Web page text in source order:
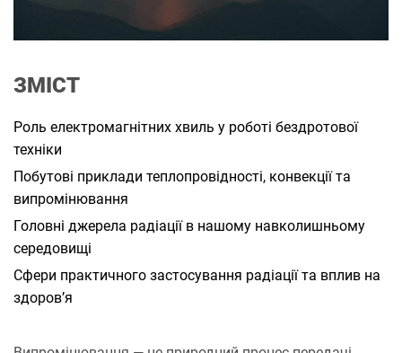
ЗМІСТ
Роль електромагнітних хвиль у роботі бездротової
техніки
Побутові приклади теплопровідності, конвекції та
випромінювання
Головні джерела радіації в нашому навколишньому
середовищі
Сфери практичного застосування радіації та вплив на
здоров’я